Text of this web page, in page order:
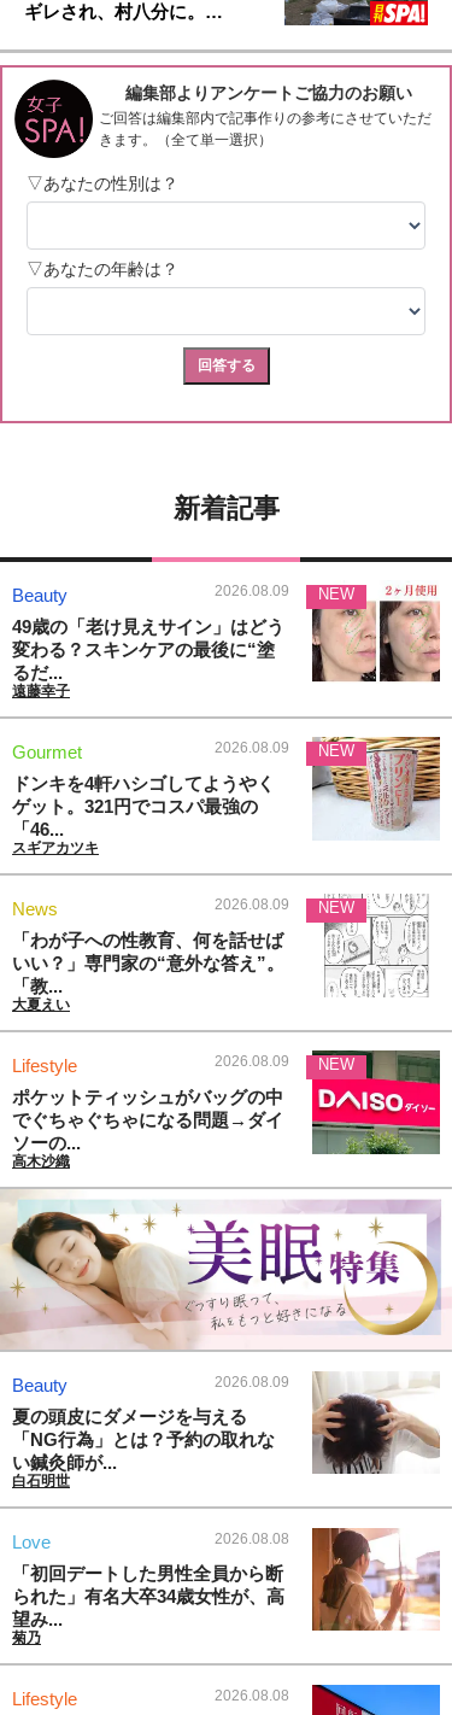
ギレされ、村八分に。…
新着記事
Beauty 2026.08.09
49歳の「老け見えサイン」はどう
変わる？スキンケアの最後に“塗
るだ...
遠藤幸子
NEW
Gourmet 2026.08.09
ドンキを4軒ハシゴしてようやく
ゲット。321円でコスパ最強の
「46...
スギアカツキ
NEW
News 2026.08.09
「わが子への性教育、何を話せば
いい？」専門家の“意外な答え”。
「教...
大夏えい
NEW
Lifestyle 2026.08.09
ポケットティッシュがバッグの中
でぐちゃぐちゃになる問題→ダイ
ソーの...
高木沙織
NEW
Beauty 2026.08.09
夏の頭皮にダメージを与える
「NG行為」とは？予約の取れな
い鍼灸師が...
白石明世
Love 2026.08.08
「初回デートした男性全員から断
られた」有名大卒34歳女性が、高
望み...
菊乃
Lifestyle 2026.08.08